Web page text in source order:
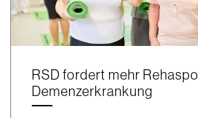
RSD fordert mehr
Demenzerkrankung